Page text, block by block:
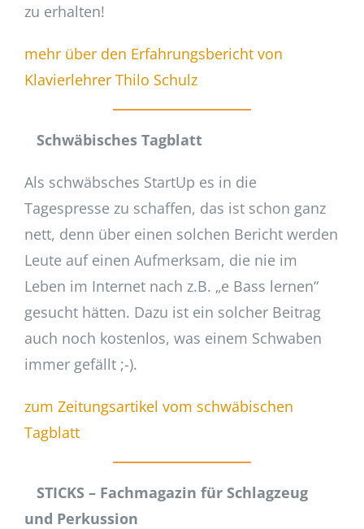
zu erhalten!
mehr über den Erfahrungsbericht von
Klavierlehrer Thilo Schulz
Schwäbisches Tagblatt
Als schwäbsches StartUp es in die
Tagespresse zu schaffen, das ist schon ganz
nett, denn über einen solchen Bericht werden
Leute auf einen Aufmerksam, die nie im
Leben im Internet nach z.B. „e Bass lernen“
gesucht hätten. Dazu ist ein solcher Beitrag
auch noch kostenlos, was einem Schwaben
immer gefällt ;-).
zum Zeitungsartikel vom schwäbischen
Tagblatt
STICKS – Fachmagazin für Schlagzeug
und Perkussion